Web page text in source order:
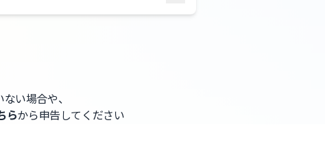
い場合や、
らから申告してください